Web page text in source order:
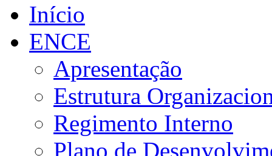
Início
ENCE
Apresentação
Estrutura
Regimento Interno
Plano de